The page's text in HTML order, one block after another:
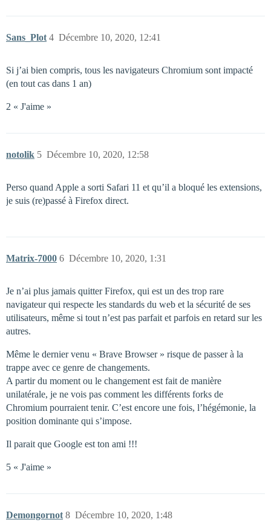
Sans_Plot Décembre 10, 2020, 12:41
4
Si j’ai bien compris, tous les navigateurs Chromium sont impacté
(en tout cas dans 1 an)
2 « J'aime »
notolik Décembre 10, 2020, 12:58
5
Perso quand Apple a sorti Safari 11 et qu’il a bloqué les extensions,
je suis (re)passé à Firefox direct.
Matrix-7000 Décembre 10, 2020, 1:31
6
Je n’ai plus jamais quitter Firefox, qui est un des trop rare
navigateur qui respecte les standards du web et la sécurité de ses
utilisateurs, même si tout n’est pas parfait et parfois en retard sur les
autres.
Même le dernier venu « Brave Browser » risque de passer à la
trappe avec ce genre de changements.
A partir du moment ou le changement est fait de manière
unilatérale, je ne vois pas comment les différents forks de
Chromium pourraient tenir. C’est encore une fois, l’hégémonie, la
position dominante qui s’impose.
Il parait que Google est ton ami !!!
5 « J'aime »
Demongornot Décembre 10, 2020, 1:48
8